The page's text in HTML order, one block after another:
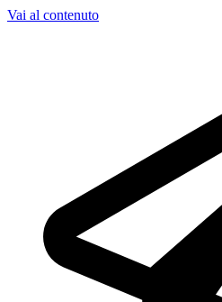
Vai al contenuto